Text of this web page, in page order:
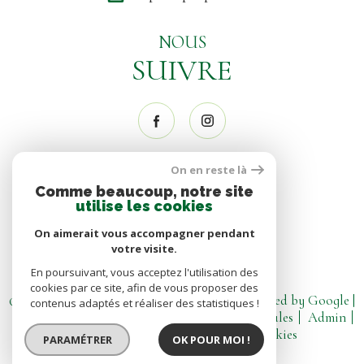
NOUS
SUIVRE
NOUS
ADHÉRONS
© 2026 | Tous droits réservés | Traduction powered by Google |
Mentions légales
Admin
Partenaires
Politique RGPD Cookies
On en reste là
Comme beaucoup, notre site
utilise les cookies
On aimerait vous accompagner pendant
votre visite.
En poursuivant, vous acceptez l'utilisation des
cookies par ce site, afin de vous proposer des
contenus adaptés et réaliser des statistiques !
PARAMÉTRER OK POUR MOI !